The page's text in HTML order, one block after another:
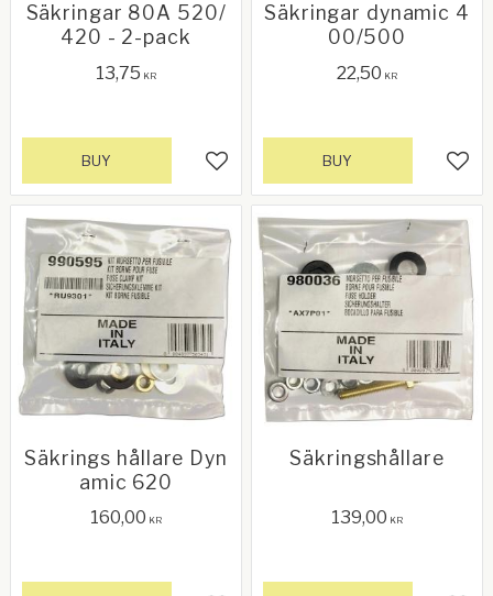
Säkringar 80A 520/
420 - 2-pack
13,75 KR
Add to favorites
BUY
Säkringar dynamic 4
00/500
22,50 KR
BUY
Säkrings hållare Dyn
amic 620
160,00 KR
Säkringshållare
139,00 KR